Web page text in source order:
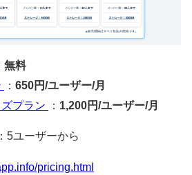
無料
： 650円/ユーザー/月
プラン
： 1,200円/ユーザー/月
5ユーザーから
pricing.html